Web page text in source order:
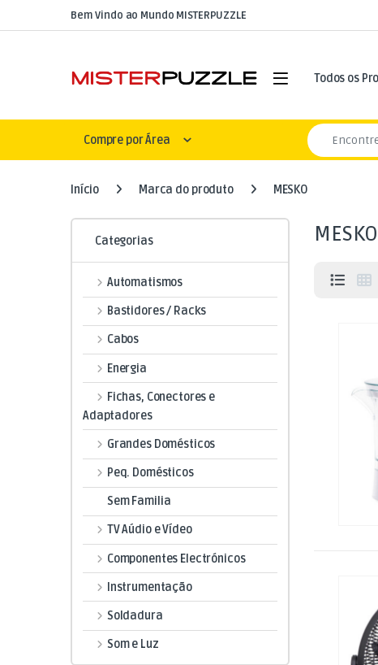
Skip to navigation
Skip to contentBem Vindo ao Mundo MISTERPUZZLE
Open Todos os
Compre por Área
Search for:
Início Marca do produto MESKO
MESKO
Categorias
Automatismos
Bastidores / Racks
Cabos
Energia
Fichas, Conectores e
Adaptadores
Grandes Domésticos
Peq. Domésticos
Sem Familia
TV Aúdio e Vídeo
Componentes Electrónicos
Instrumentação
Soldadura
Som e Luz